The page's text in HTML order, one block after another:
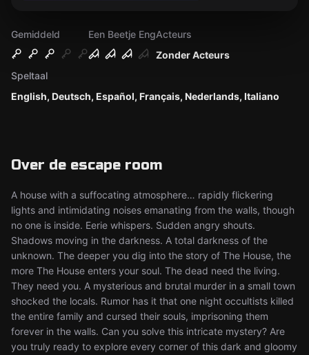
Gemiddeld
Een Beetje Eng
Zonder Acteurs
Acteurs
English, Deutsch, Español, Français, Nederlands, Italiano
Speltaal
Over de escape room
A house with a suffocating atmosphere… rapidly flickering
lights and intimidating noises emanating from the walls, though
no one is inside. Eerie whispers. Sudden angry shouts.
Shadows moving in the darkness. A total darkness of the
unknown. The deeper you dig into the story of The House, the
more The House enters your soul. The dead need the living.
They need you. A mysterious and brutal murder in a small town
shocked the locals. Rumor has it that one night occultists killed
the entire family and cursed their souls, imprisoning them
forever in the walls. Can you solve this intricate mystery? Are
you truly ready to explore every corner of this dark and gloomy